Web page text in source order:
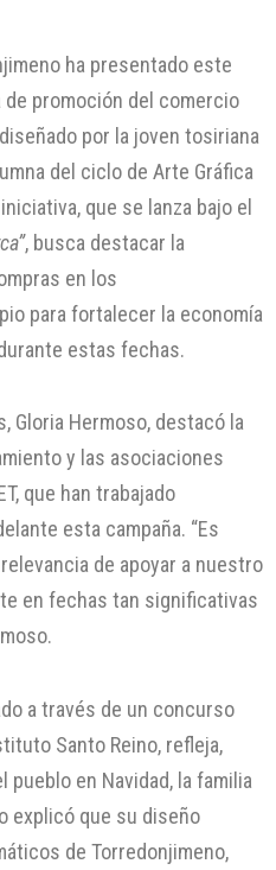
ha presentado este
de promoción del comercio
por la joven tosiriana
del ciclo de Arte Gráfica
que se lanza bajo el
, busca destacar la
en los
para fortalecer la economía
estas fechas.
Gloria Hermoso, destacó la
y las asociaciones
que han trabajado
esta campaña. “Es
de apoyar a nuestro
en fechas tan significativas
a través de un concurso
Santo Reino, refleja,
pueblo en Navidad, la familia
explicó que su diseño
de Torredonjimeno,